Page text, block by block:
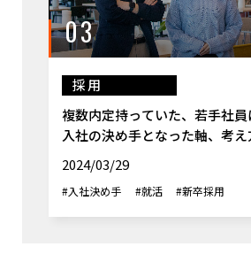
03
採用
複数内定持っていた、若手社員
入社の決め手となった軸、考え
2024/03/29
#入社決め手 #就活 #新卒採用